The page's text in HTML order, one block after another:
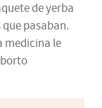
de yerba
pasaban.
medicina le